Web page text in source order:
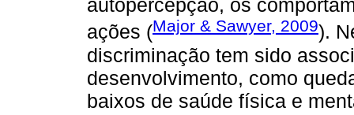
autopercepção, os
ações (Major & Sawyer, 2009).
discriminação tem sido
desenvolvimento, como
baixos de saúde física e